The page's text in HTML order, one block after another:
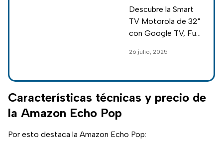
descuento del
50%; rematan
smart de
Amazon
Descubre la Smart
TV Motorola de 32"
con Google TV, Full
moderno y gran
espacios pequeños
y entretenimiento
completo.
26 julio, 2025
Características técnicas y precio de
la Amazon Echo Pop
Por esto destaca la Amazon Echo Pop: